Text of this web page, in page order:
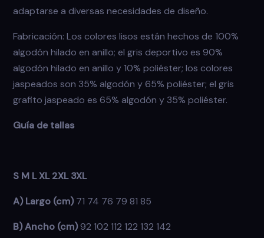
adaptarse a diversas necesidades de diseño.
Fabricación: Los colores lisos están hechos de 100%
algodón hilado en anillo; el gris deportivo es 90%
algodón hilado en anillo y 10% poliéster; los colores
jaspeados son 35% algodón y 65% poliéster; el gris
grafito jaspeado es 65% algodón y 35% poliéster.
Guía de tallas
S M L XL 2XL 3XL
A) Largo (cm)71 74 76 79 81 85
B) Ancho (cm)92 102 112 122 132 142